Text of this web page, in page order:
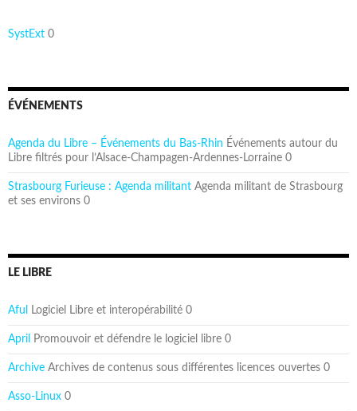
SystExt 0
ÉVÉNEMENTS
Agenda du Libre – Événements du Bas-Rhin Événements autour du
Libre filtrés pour l’Alsace-Champagen-Ardennes-Lorraine 0
Strasbourg Furieuse : Agenda militant Agenda militant de Strasbourg
et ses environs 0
LE LIBRE
Aful Logiciel Libre et interopérabilité 0
April Promouvoir et défendre le logiciel libre 0
Archive Archives de contenus sous différentes licences ouvertes 0
Asso-Linux 0